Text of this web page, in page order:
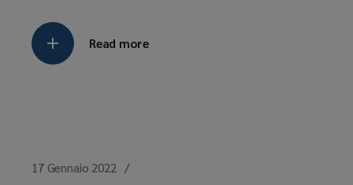
Read more
17 Gennaio 2022